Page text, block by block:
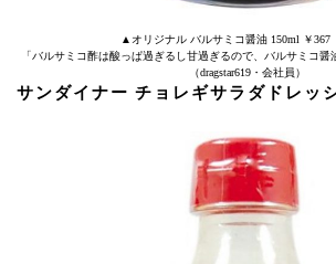
▲オリジナル バルサミコ醤油 150ml ￥367
「バルサミコ酢は酸っぱ過ぎるし甘過ぎるので、バルサミコ醤
（dragstar619・会社員）
サンダイナー チョレギサラダドレッ